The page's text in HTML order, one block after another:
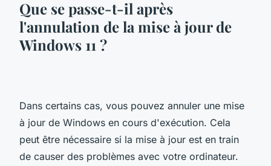
Que se passe-t-il après
l'annulation de la mise à jour de
Windows 11 ?
Dans certains cas, vous pouvez annuler une mise
à jour de Windows en cours d'exécution. Cela
peut être nécessaire si la mise à jour est en train
de causer des problèmes avec votre ordinateur.